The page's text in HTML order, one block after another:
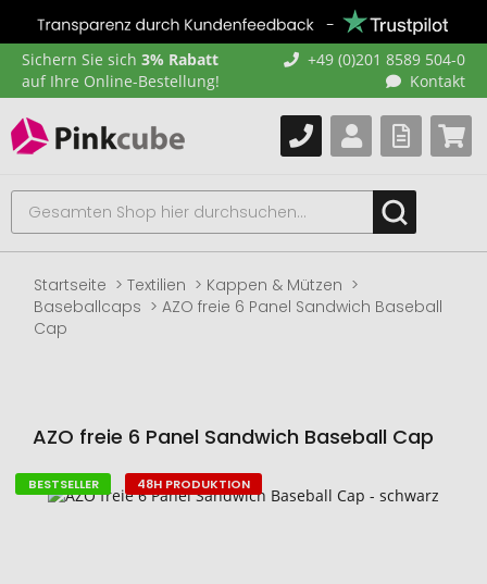
Sichern Sie sich 3% Rabatt
auf Ihre Online-Bestellung!
+49 (0)201 8589 504-0
Kontakt
Startseite Textilien
Kappen & Mützen
Baseballcaps
AZO freie 6 Panel Sandwich Baseball
Cap
AZO freie 6 Panel Sandwich Baseball Cap
Zum
BESTSELLER 48H PRODUKTION